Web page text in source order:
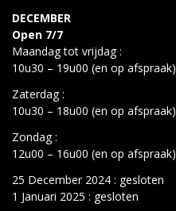
DECEMBER
Open 7/7
Maandag tot vrijdag :
10u30 – 19u00 (en op afspraak)
Zaterdag :
10u30 – 18u00 (en op afspraak)
Zondag :
12u00 – 16u00 (en op afspraak)
25 December 2024 : gesloten
1 Januari 2025 : gesloten